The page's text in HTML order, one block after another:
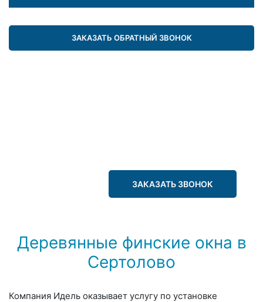
ЗАКАЗАТЬ ОБРАТНЫЙ ЗВОНОК
ЗАКАЗАТЬ ЗВОНОК
Деревянные финские окна в
Сертолово
Компания Идель оказывает услугу по установке